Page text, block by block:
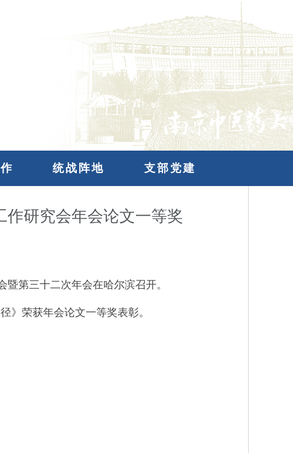
统战阵地 支部党建
研究会年会论文一等奖
暨第三十二次年会在哈尔滨召开。
》荣获年会论文一等奖表彰。